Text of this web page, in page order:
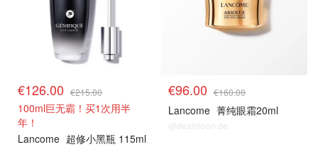
€126.00 €215.00
100ml巨无霸！买1次用半
年！
Lancome 超修小黑瓶 115ml
€96.00 €160.00
Lancome 菁纯眼霜20ml
@dealmoon.de